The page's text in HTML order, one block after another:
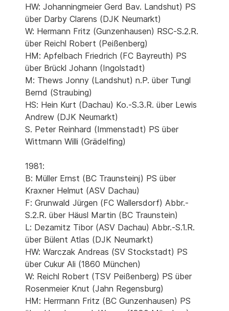
HW: Johanningmeier Gerd Bav. Landshut) PS
über Darby Clarens (DJK Neumarkt)
W: Hermann Fritz (Gunzenhausen) RSC-S.2.R.
über Reichl Robert (Peißenberg)
HM: Apfelbach Friedrich (FC Bayreuth) PS
über Brückl Johann (Ingolstadt)
M: Thews Jonny (Landshut) n.P. über Tungl
Bernd (Straubing)
HS: Hein Kurt (Dachau) Ko.-S.3.R. über Lewis
Andrew (DJK Neumarkt)
S. Peter Reinhard (Immenstadt) PS über
Wittmann Willi (Grädelfing)
1981:
B: Müller Ernst (BC Traunsteinj) PS über
Kraxner Helmut (ASV Dachau)
F: Grunwald Jürgen (FC Wallersdorf) Abbr.-
S.2.R. über Häusl Martin (BC Traunstein)
L: Dezamitz Tibor (ASV Dachau) Abbr.-S.1.R.
über Bülent Atlas (DJK Neumarkt)
HW: Warczak Andreas (SV Stockstadt) PS
über Cukur Ali (1860 München)
W: Reichl Robert (TSV Peißenberg) PS über
Rosenmeier Knut (Jahn Regensburg)
HM: Herrmann Fritz (BC Gunzenhausen) PS